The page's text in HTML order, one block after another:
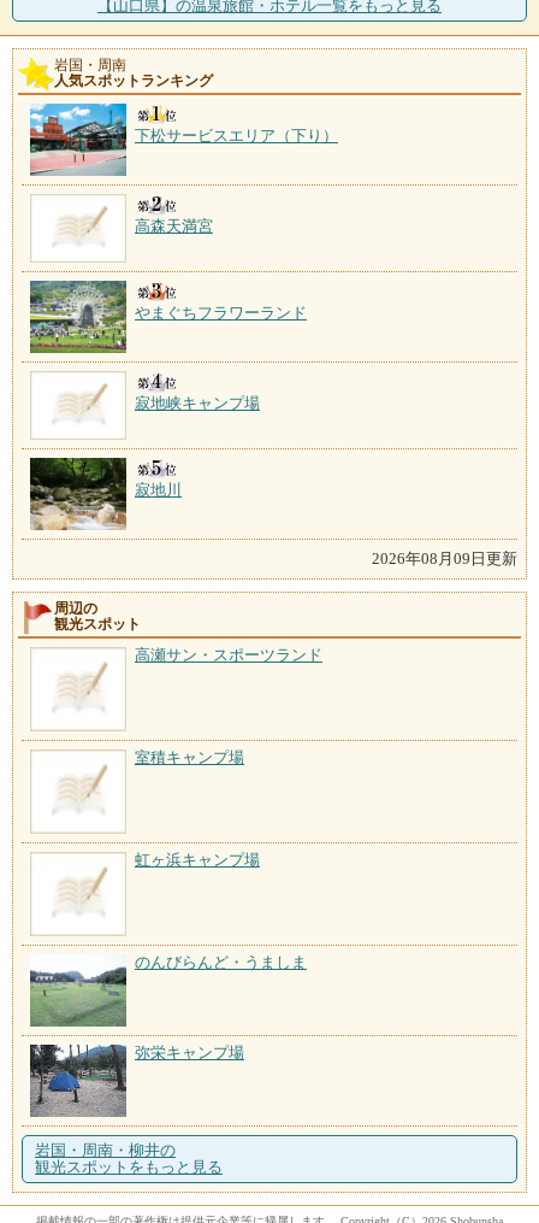
瀬戸内海に浮かぶ周防大島の片添ヶ浜に立つ「ホテル
＆リゾートサンシャイン
【山口県】の温泉旅館・ホテル一覧をもっと見る
岩国・周南
人気スポットランキング
下松サービスエリア（下り）
高森天満宮
やまぐちフラワーランド
寂地峡キャンプ場
寂地川
2026年08月09日更新
周辺の
観光スポット
高瀬サン・スポーツランド
室積キャンプ場
虹ヶ浜キャンプ場
のんびらんど・うましま
弥栄キャンプ場
岩国・周南・柳井の
観光スポットをもっと見る